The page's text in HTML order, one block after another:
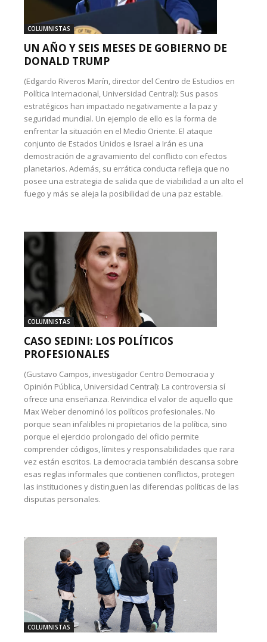
COLUMNISTAS
UN AÑO Y SEIS MESES DE GOBIERNO DE
DONALD TRUMP
(Edgardo Riveros Marín, director del Centro de Estudios en
Política Internacional, Universidad Central): Sus pasos
estratégicos han impactado negativamente a la paz y
seguridad mundial. Un ejemplo de ello es la forma de
enfrentar la situación en el Medio Oriente. El ataque
conjunto de Estados Unidos e Israel a Irán es una
demostración de agravamiento del conflicto con efectos
planetarios. Además, su errática conducta refleja que no
posee una estrategia de salida que de viabilidad a un alto el
fuego y más se aleja la posibilidad de una paz estable.
COLUMNISTAS
CASO SEDINI: LOS POLÍTICOS
PROFESIONALES
(Gustavo Campos, investigador Centro Democracia y
Opinión Pública, Universidad Central): La controversia sí
ofrece una enseñanza. Reivindica el valor de aquello que
Max Weber denominó los políticos profesionales. No
porque sean infalibles ni propietarios de la política, sino
porque el ejercicio prolongado del oficio permite
comprender códigos, límites y responsabilidades que rara
vez están escritos. La democracia también descansa sobre
esas reglas informales que contienen conflictos, protegen
las instituciones y distinguen las diferencias políticas de las
disputas personales.
COLUMNISTAS